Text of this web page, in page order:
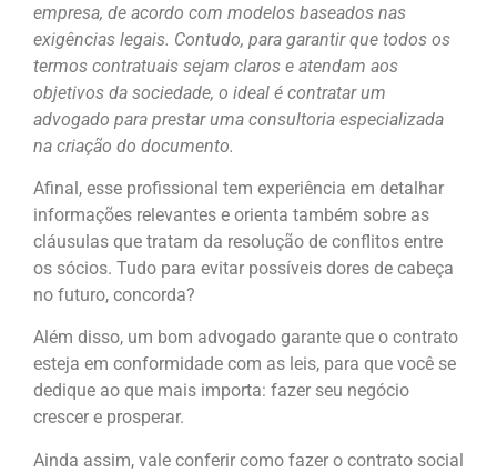
empresa, de acordo com modelos baseados nas
exigências legais. Contudo, para garantir que todos os
termos contratuais sejam claros e atendam aos
objetivos da sociedade, o ideal é contratar um
advogado para prestar uma consultoria especializada
na criação do documento.
Afinal, esse profissional tem experiência em detalhar
informações relevantes e orienta também sobre as
cláusulas que tratam da resolução de conflitos entre
os sócios. Tudo para evitar possíveis dores de cabeça
no futuro, concorda?
Além disso, um bom advogado garante que o contrato
esteja em conformidade com as leis, para que você se
dedique ao que mais importa: fazer seu negócio
crescer e prosperar.
Ainda assim, vale conferir como fazer o contrato social